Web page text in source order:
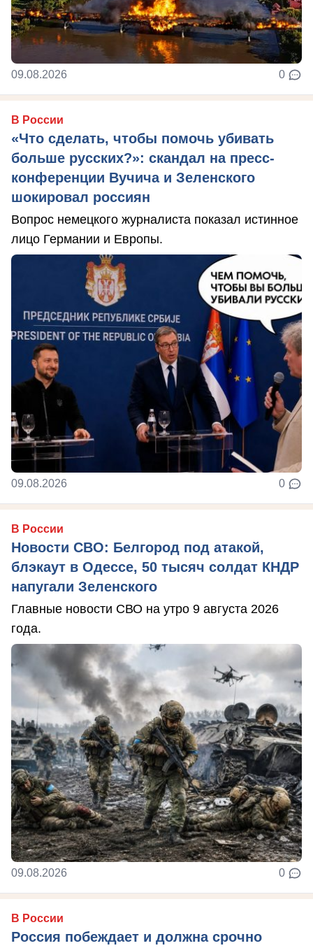
09.08.2026 0
В России
«Что сделать, чтобы помочь убивать
больше русских?»: скандал на пресс-
конференции Вучича и Зеленского
шокировал россиян
Вопрос немецкого журналиста показал истинное
лицо Германии и Европы.
09.08.2026 0
В России
Новости СВО: Белгород под атакой,
блэкаут в Одессе, 50 тысяч солдат КНДР
напугали Зеленского
Главные новости СВО на утро 9 августа 2026
года.
09.08.2026 0
В России
Россия побеждает и должна срочно